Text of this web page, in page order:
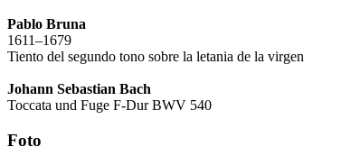
Pablo Bruna
1611–1679
Tiento del segundo tono sobre la letania de la virgen
Johann Sebastian Bach
Toccata und Fuge F-Dur BWV 540
Foto